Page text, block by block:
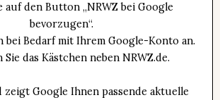
auf den Button „NRWZ bei Google
bevorzugen“.
bei Bedarf mit Ihrem Google-Konto an.
das Kästchen neben NRWZ.de.
zeigt Google Ihnen passende aktuelle